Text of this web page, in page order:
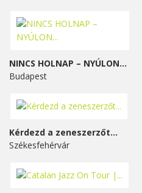
NINCS HOLNAP – NYÚLON...
Budapest
Kérdezd a zeneszerzőt...
Székesfehérvár